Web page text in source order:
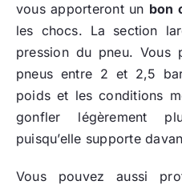
vous apporteront un bon
les chocs. La section
pression du pneu. Vous
pneus entre 2 et 2,5
poids et les conditions
gonfler légèrement
puisqu’elle supporte
Vous pouvez aussi